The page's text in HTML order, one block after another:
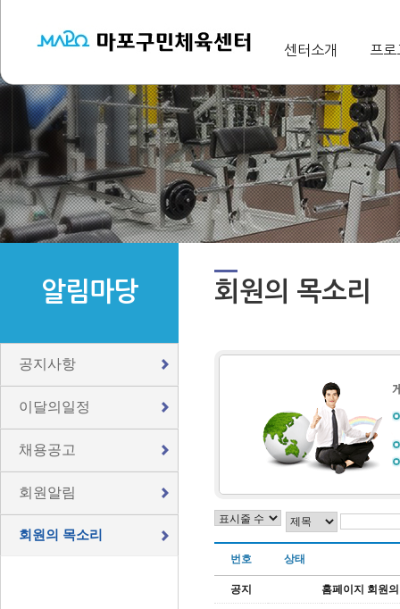
센터소개 프
알림마당
공지사항
이달의일정
채용공고
회원알림
회원의 목소리
회원의 목소리
번호 상태
공지 홈페이지 회원